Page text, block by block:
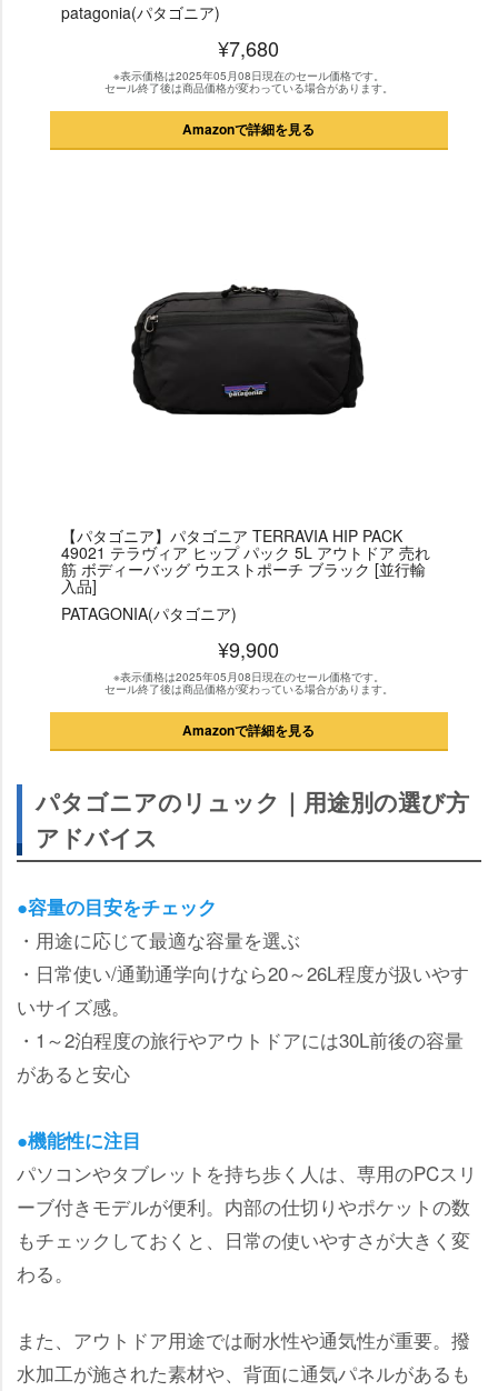
patagonia(パタゴニア)
¥7,680
※表示価格は2025年05月08日現在のセール価格です。
セール終了後は商品価格が変わっている場合があります。
Amazonで詳細を見る
【パタゴニア】パタゴニア TERRAVIA HIP PACK
49021 テラヴィア ヒップ パック 5L アウトドア 売れ
筋 ボディーバッグ ウエストポーチ ブラック [並行輸
入品]
PATAGONIA(パタゴニア)
¥9,900
※表示価格は2025年05月08日現在のセール価格です。
セール終了後は商品価格が変わっている場合があります。
Amazonで詳細を見る
パタゴニアのリュック｜用途別の選び方
アドバイス
●容量の目安をチェック
・用途に応じて最適な容量を選ぶ
・日常使い/通勤通学向けなら20～26L程度が扱いやす
いサイズ感。
・1～2泊程度の旅行やアウトドアには30L前後の容量
があると安心
●機能性に注目
パソコンやタブレットを持ち歩く人は、専用のPCスリ
ーブ付きモデルが便利。内部の仕切りやポケットの数
もチェックしておくと、日常の使いやすさが大きく変
わる。
また、アウトドア用途では耐水性や通気性が重要。撥
水加工が施された素材や、背面に通気パネルがあるも